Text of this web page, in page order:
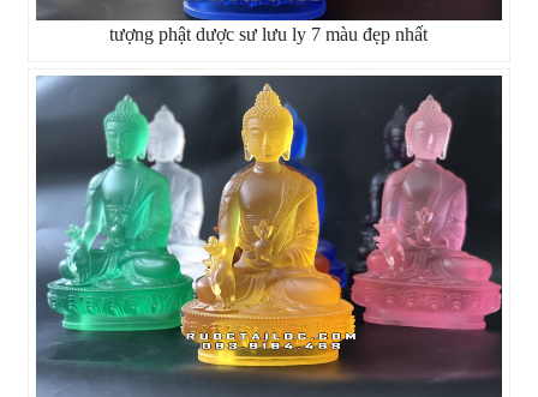
tượng phật dược sư lưu ly 7 màu đẹp nhất